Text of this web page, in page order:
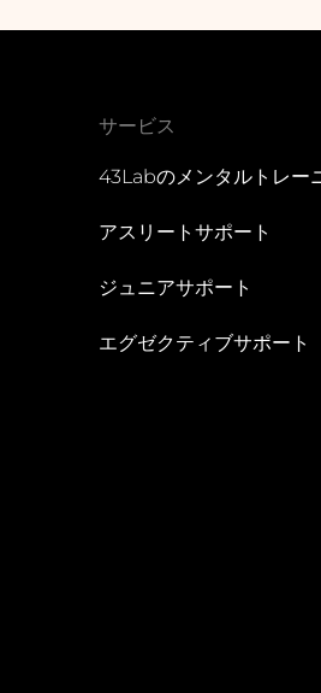
サービス
43Labのメンタルトレー
アスリートサポート
ジュニアサポート
エグゼクティブサポート